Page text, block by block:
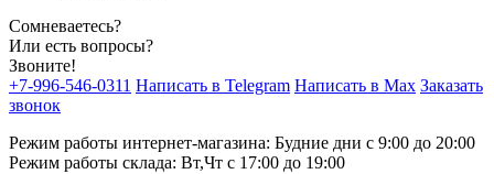
Сомневаетесь?
Или есть вопросы?
Звоните!
+7-996-546-0311 Написать в Telegram Написать в Max Заказать
звонок
Режим работы интернет-магазина: Будние дни с 9:00 до 20:00
Режим работы склада: Вт,Чт с 17:00 до 19:00